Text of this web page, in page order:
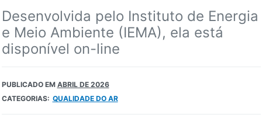
Desenvolvida pelo Instituto de Energia
e Meio Ambiente (IEMA), ela está
disponível on-line
PUBLICADO EM ABRIL DE 2026
CATEGORIAS: QUALIDADE DO AR